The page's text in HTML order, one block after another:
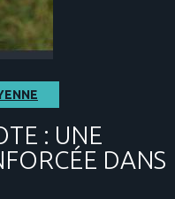
: UNE
DANS